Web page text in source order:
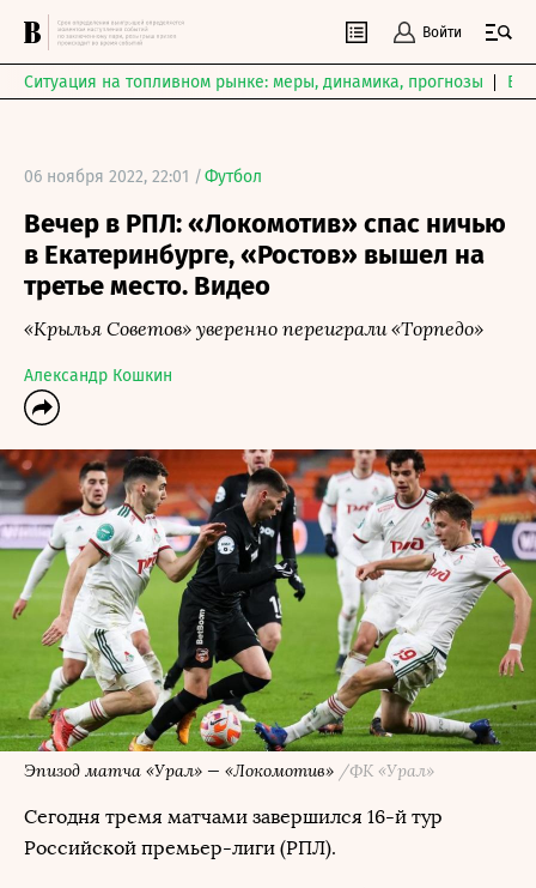
Войти
Ситуация на топливном рынке: меры, динамика, прогнозы
06 ноября 2022, 22:01 /Футбол
Вечер в РПЛ: «Локомотив» спас ничью
в Екатеринбурге, «Ростов» вышел на
третье место. Видео
«Крылья Советов» уверенно переиграли «Торпедо»
Александр Кошкин
Эпизод матча «Урал» — «Локомотив» /ФК «Урал»
Сегодня тремя матчами завершился 16-й тур
Российской премьер-лиги (РПЛ).